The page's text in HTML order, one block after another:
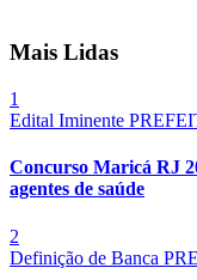
Mais Lidas
1
Edital Iminente
Concurso Maricá RJ
agentes de saúde
2
Definição de Banca